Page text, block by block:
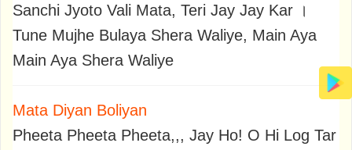
Sanchi Jyoto Vali Mata, Teri Jay Jay Kar ।
Tune Mujhe Bulaya Shera Waliye, Main Aya
Main Aya Shera Waliye
Mata Diyan Boliyan
Pheeta Pheeta Pheeta,,, Jay Ho! O Hi Log Tar